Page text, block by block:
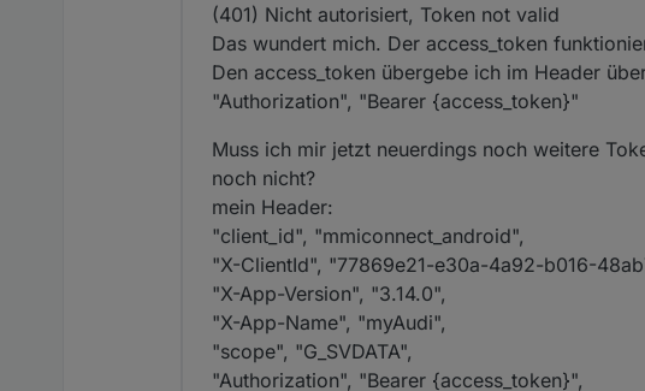
(401) Nicht autorisiert, Token not valid
Das wundert mich. Der access_token
Den access_token übergebe ich im Header
"Authorization", "Bearer {access_token}"
Muss ich mir jetzt neuerdings noch weitere
noch nicht?
mein Header:
"client_id", "mmiconnect_android",
"X-ClientId", "77869e21-e30a-4a92-b016-
"X-App-Version", "3.14.0",
"X-App-Name", "myAudi",
"scope", "G_SVDATA",
"Authorization", "Bearer {access_token}",